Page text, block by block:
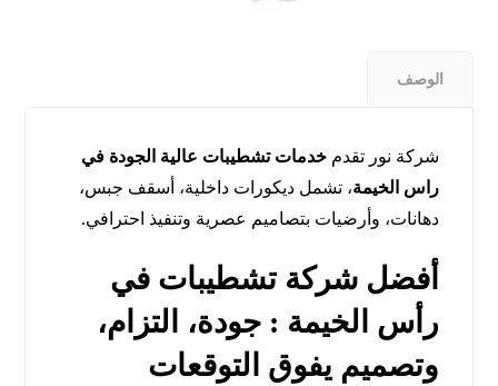
الوصف
شركة نور تقدمخدمات تشطيبات عالية الجودة في
راس الخيمة، تشمل ديكورات داخلية، أسقف جبس،
دهانات، وأرضيات بتصاميم عصرية وتنفيذ احترافي.
أفضل شركة تشطيبات في
رأس الخيمة : جودة، التزام،
وتصميم يفوق التوقعات